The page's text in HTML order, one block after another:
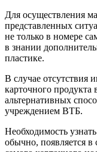
Для осуществления
представленных
не только в номере
в знании
пластике.
В случае отсутствия
карточного продукта
альтернативных
учреждением ВТБ.
Необходимость
обычно, появляется в